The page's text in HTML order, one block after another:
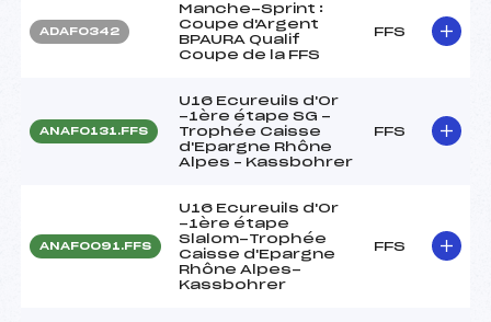
ADAF0342
Manche-Sprint :
Coupe d'Argent
BPAURA Qualif
Coupe de la FFS
FFS
ANAF0131.FFS
U16 Ecureuils d'Or
-1ère étape SG -
Trophée Caisse
d'Epargne Rhône
Alpes – Kassbohrer
FFS
ANAF0091.FFS
U16 Ecureuils d'Or
-1ère étape
Slalom-Trophée
Caisse d'Epargne
Rhône Alpes-
Kassbohrer
FFS